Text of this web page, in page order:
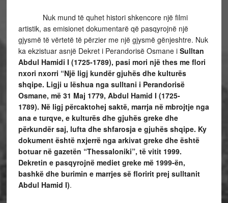
Nuk mund të quhet histori shkencore një filmi
artistik, as emisionet dokumentarë që pasqyrojnë një
gjysmë të vërtetë të përzier me një gjysmë gënjeshtre. Nuk
ka ekzistuar asnjë Dekret i Perandorisë Osmane i Sulltan
Abdul Hamidi I (1725-1789), pasi mori një thes me flori
nxori nxorri “Një ligj kundër gjuhës dhe kulturës
shqipe. Ligji u lëshua nga sulltani i Perandorisë
Osmane, më 31 Maj 1779, Abdul Hamid I (1725-
1789). Në ligj përcaktohej saktë, marrja në mbrojtje nga
ana e turqve, e kulturës dhe gjuhës greke dhe
përkundër saj, lufta dhe shfarosja e gjuhës shqipe. Ky
dokument është nxjerrë nga arkivat greke dhe është
botuar në gazetën “Thessaloniki”, të vitit 1999.
Dekretin e pasqyrojnë mediet greke më 1999-ën,
bashkë dhe burimin e marrjes së floririt prej sulltanit
Abdul Hamid I).